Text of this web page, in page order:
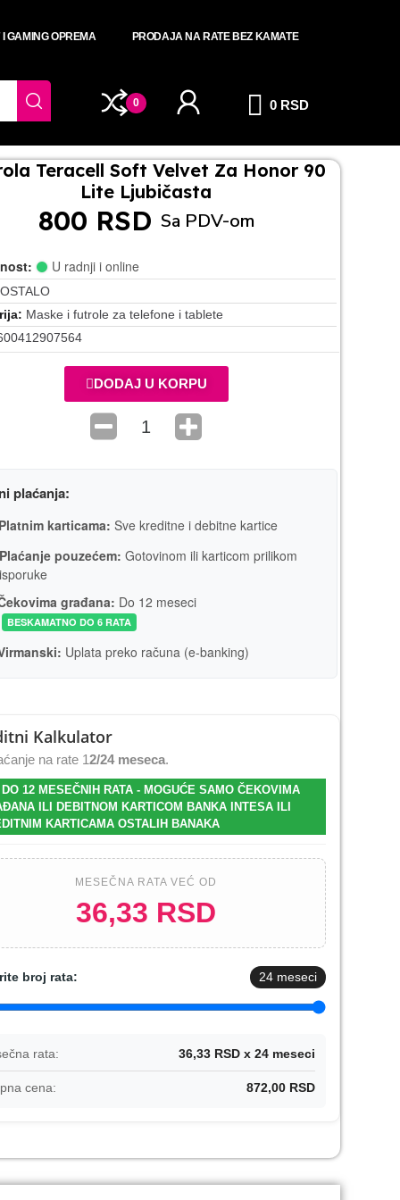
I GAMING OPREMA PRODAJA NA RATE BEZ KAMATE
0 0 RSD
Teracell Soft Velvet Za Honor 90
Lite Ljubičasta
800 RSD Sa PDV-om
U radnji i online
OSTALO
Maske i futrole za telefone i tablete
DODAJ U KORPU
plaćanja:
karticama: Sve kreditne i debitne kartice
pouzećem: Gotovinom ili karticom prilikom
građana: Do 12 meseci
BESKAMATNO DO 6 RATA
Uplata preko računa (e-banking)
Kalkulator
na rate 12/24 meseca.
12 MESEČNIH RATA - MOGUĆE SAMO ČEKOVIMA
ILI DEBITNOM KARTICOM BANKA INTESA ILI
KARTICAMA OSTALIH BANAKA
MESEČNA RATA VEĆ OD
36,33 RSD
broj rata: 24meseci
rata: 36,33 RSD x 24 meseci
cena: 872,00 RSD